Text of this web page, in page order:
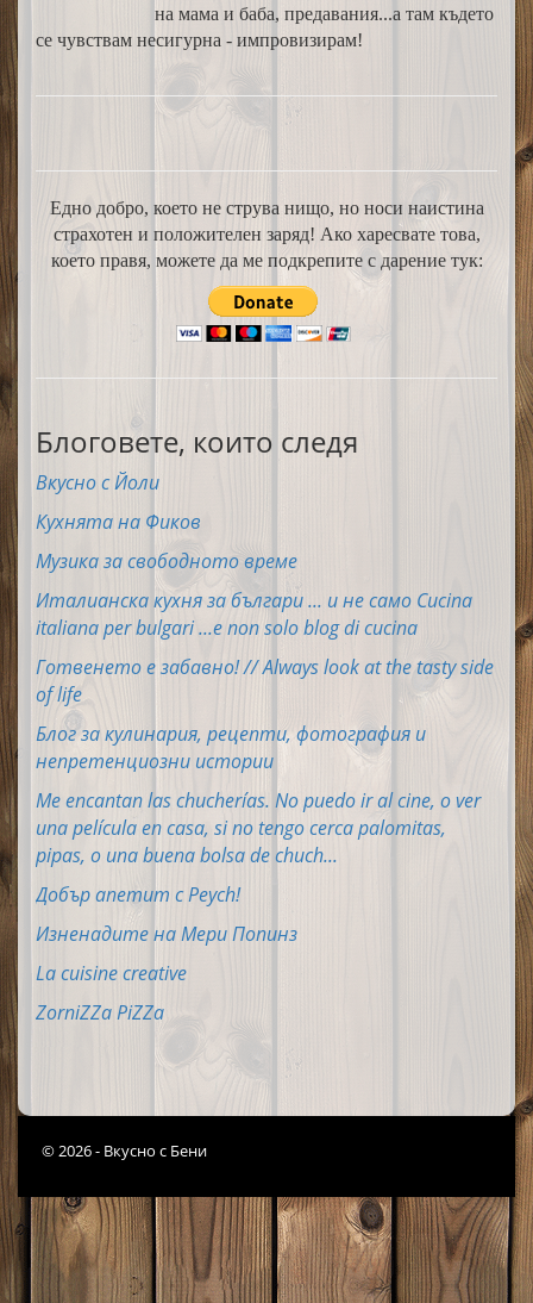
на мама и баба, предавания...а там където
се чувствам несигурна - импровизирам!
Едно добро, което не струва нищо, но носи наистина
страхотен и положителен заряд! Ако харесвате това,
което правя, можете да ме подкрепите с дарение тук:
Блоговете, които следя
Вкусно с Йоли
Кухнята на Фиков
Музика за свободното време
Италианска кухня за българи ... и не само Cucina
italiana per bulgari ...e non solo blog di cucina
Готвенето е забавно! // Always look at the tasty side
of life
Блог за кулинария, рецепти, фотография и
непретенциозни истории
Me encantan las chucherías. No puedo ir al cine, o ver
una película en casa, si no tengo cerca palomitas,
pipas, o una buena bolsa de chuch...
Добър апетит с Peych!
Изненадите на Мери Попинз
La cuisine creative
ZorniZZa PiZZa
© 2026 - Вкусно с Бени